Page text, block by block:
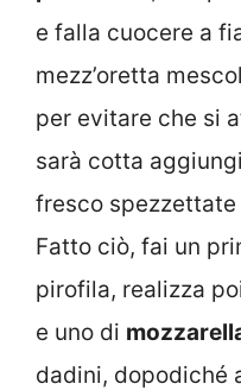
e falla cuocere a
mezz’oretta
per evitare che si
sarà cotta
fresco
Fatto ciò, fai un
pirofila, realizza
e uno di
dadini, dopodiché